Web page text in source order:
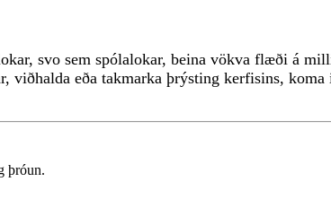
svo sem spólalokar, beina vökva flæði á
eða takmarka þrýsting kerfisins,
þróun.